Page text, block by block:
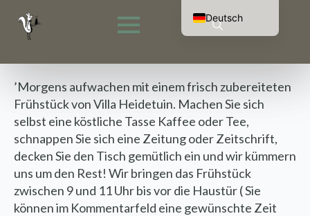
’Morgens aufwachen mit einem frisch zubereiteten
Frühstück von Villa Heidetuin. Machen Sie sich
selbst eine köstliche Tasse Kaffee oder Tee,
schnappen Sie sich eine Zeitung oder Zeitschrift,
decken Sie den Tisch gemütlich ein und wir kümmern
uns um den Rest! Wir bringen das Frühstück
zwischen 9 und 11 Uhr bis vor die Haustür ( Sie
können im Kommentarfeld eine gewünschte Zeit
Deutsch
Nederlands
Français